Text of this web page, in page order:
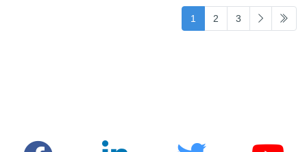
1 (current)
2 3